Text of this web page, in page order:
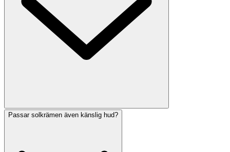
Passar solkrämen även känslig hud?